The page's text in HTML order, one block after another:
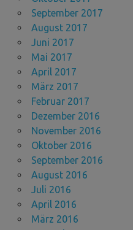
September 2017
August 2017
Juni 2017
Mai 2017
April 2017
März 2017
Februar 2017
Dezember 2016
November 2016
Oktober 2016
September 2016
August 2016
Juli 2016
April 2016
März 2016